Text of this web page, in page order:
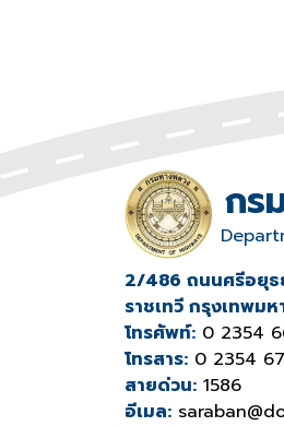
กร
2/486 ถนนศรีอยุธ
ราชเทวี กรุงเทพม
โทรศัพท์: 0 2354
โทรสาร: 0 2354
สายด่วน: 1586
อีเมล: